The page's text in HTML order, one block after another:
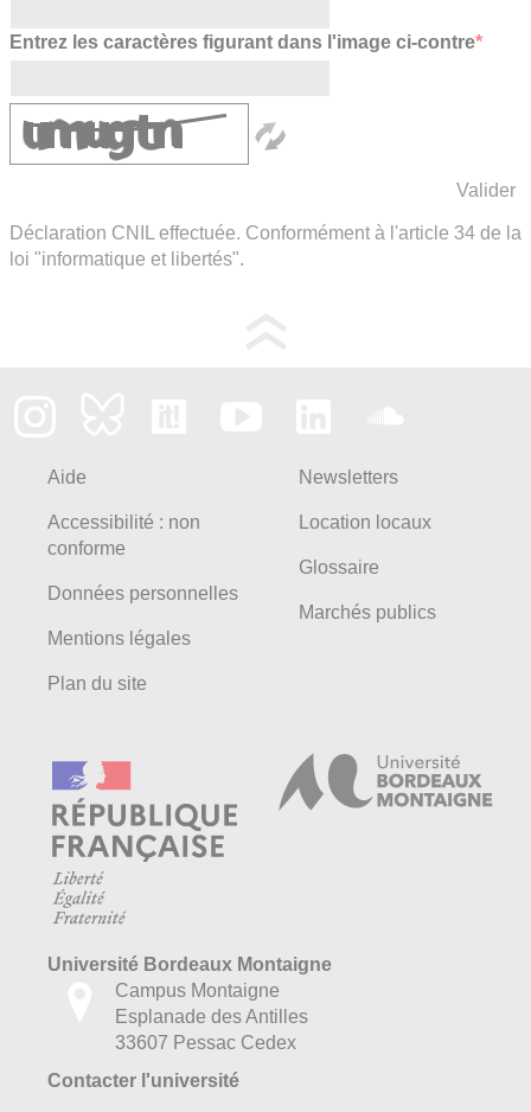
Entrez les caractères figurant dans l'image ci-contre*
Déclaration CNIL effectuée. Conformément à l'article 34 de la
loi "informatique et libertés".
Aide
Accessibilité : non
conforme
Données personnelles
Mentions légales
Plan du site
Newsletters
Location locaux
Glossaire
Marchés publics
Université Bordeaux Montaigne
Campus Montaigne
Esplanade des Antilles
33607 Pessac Cedex
Contacter l'université